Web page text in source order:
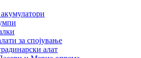
за спојување
алат